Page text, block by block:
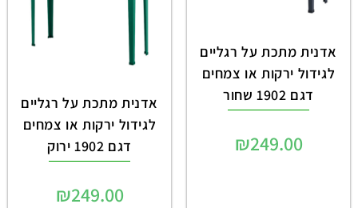
אדנית מתכת על רגליים
לגידול ירקות או צמחים
דגם 1902 שחור
₪249.00
אדנית מתכת על רגליים
לגידול ירקות או צמחים
דגם 1902 ירוק
₪249.00